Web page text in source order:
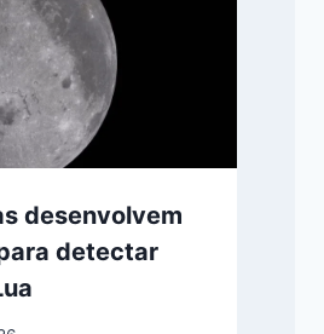
desenvolvem
detectar